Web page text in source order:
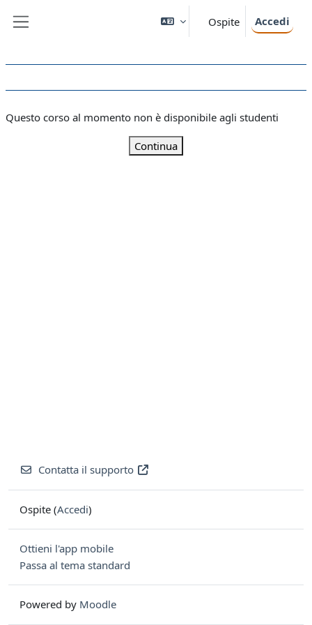
Ospite Accedi
Questo corso al momento non è disponibile agli studenti
Continua
Contatta il supporto
Ospite (Accedi)
Ottieni l'app mobile
Passa al tema standard
Powered by Moodle